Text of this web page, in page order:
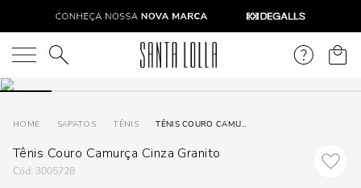
O que você está procurando?
SAPATOS TÊNIS TÊNIS COURO CAMURÇA CINZA GRANITO
Tênis Couro Camurça Cinza Granito
: 3005728